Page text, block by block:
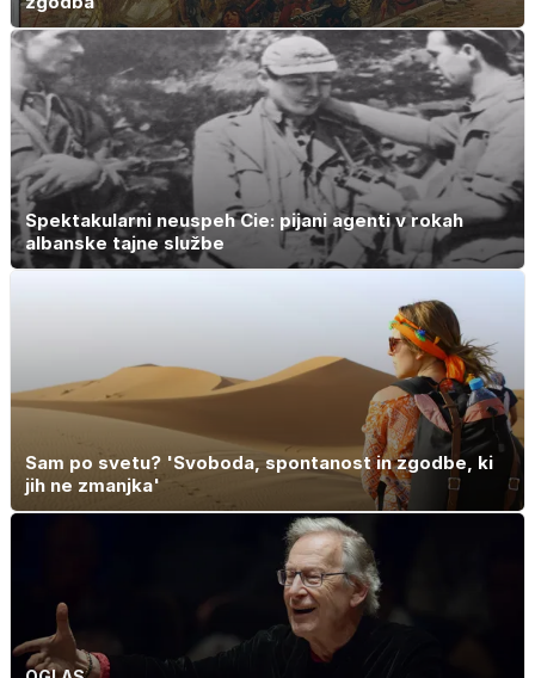
Spektakularni neuspeh Cie: pijani agenti v rokah
albanske tajne službe
Sam po svetu? 'Svoboda, spontanost in zgodbe, ki
jih ne zmanjka'